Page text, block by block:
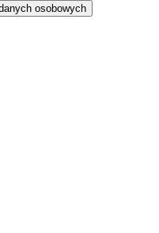
osobowych